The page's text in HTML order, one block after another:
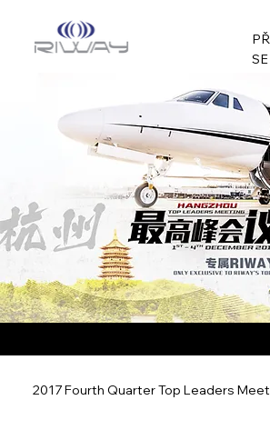
SE
2017 Fourth Quarter Top Leaders